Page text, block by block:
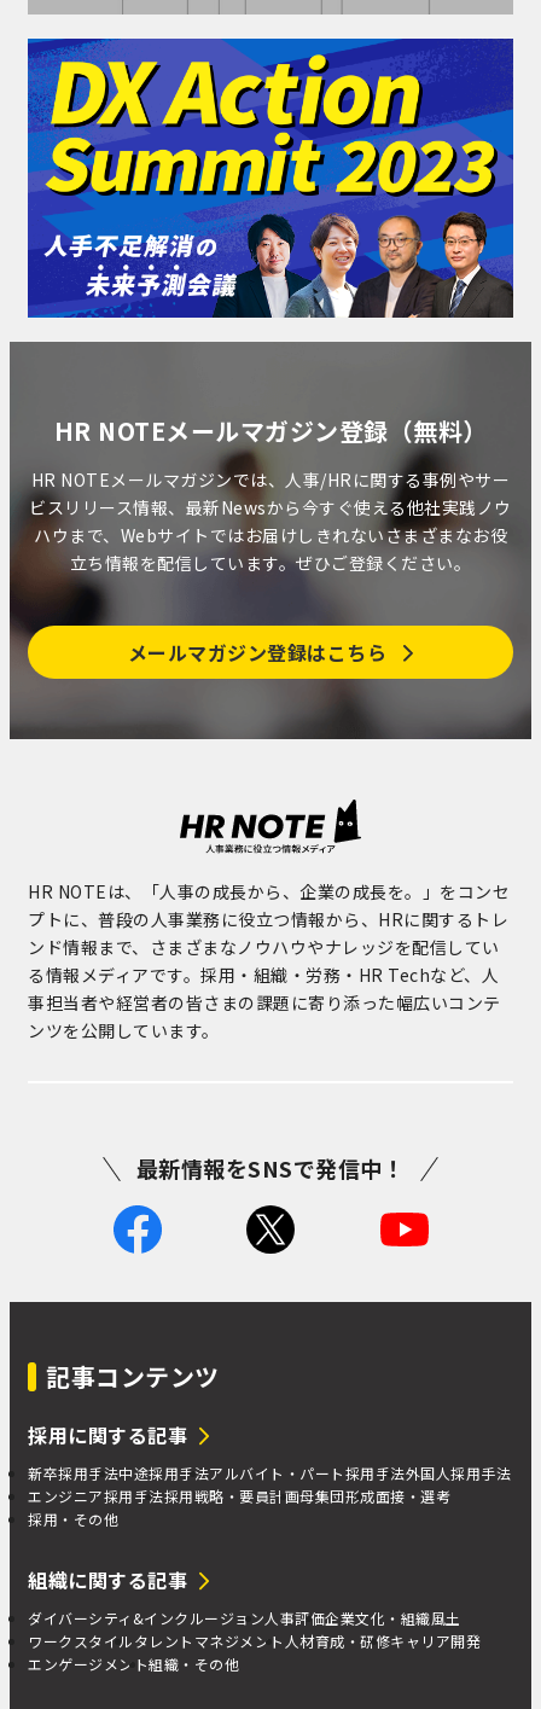
HR NOTEメールマガジン登録（無料）
HR NOTEメールマガジンでは、人事/HRに関する事例やサー
ビスリリース情報、最新Newsから今すぐ使える他社実践ノウ
ハウまで、Webサイトではお届けしきれないさまざまなお役
立ち情報を配信しています。ぜひご登録ください。
メールマガジン登録はこちら
HR NOTEは、「人事の成長から、企業の成長を。」をコンセ
プトに、普段の人事業務に役立つ情報から、HRに関するトレ
ンド情報まで、さまざまなノウハウやナレッジを配信してい
る情報メディアです。採用・組織・労務・HR Techなど、人
事担当者や経営者の皆さまの課題に寄り添った幅広いコンテ
ンツを公開しています。
最新情報をSNSで発信中！
記事コンテンツ
採用に関する記事
新卒採用手法中途採用手法アルバイト・パート採用手法外国人採用手法
エンジニア採用手法採用戦略・要員計画母集団形成面接・選考
採用・その他
組織に関する記事
ダイバーシティ&インクルージョン人事評価企業文化・組織風土
ワークスタイルタレントマネジメント 人材育成・研修キャリア開発
エンゲージメント組織・その他